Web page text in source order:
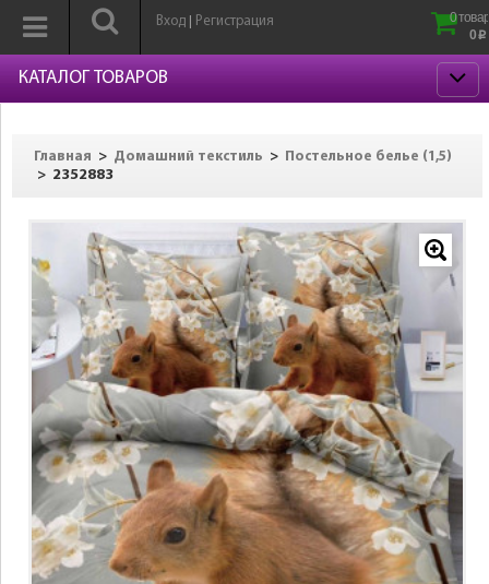
Вход Регистрация
0
0 p
КАТАЛОГ ТОВАРОВ
Главная > Домашний текстиль > Постельное белье (1,5)
> 2352883